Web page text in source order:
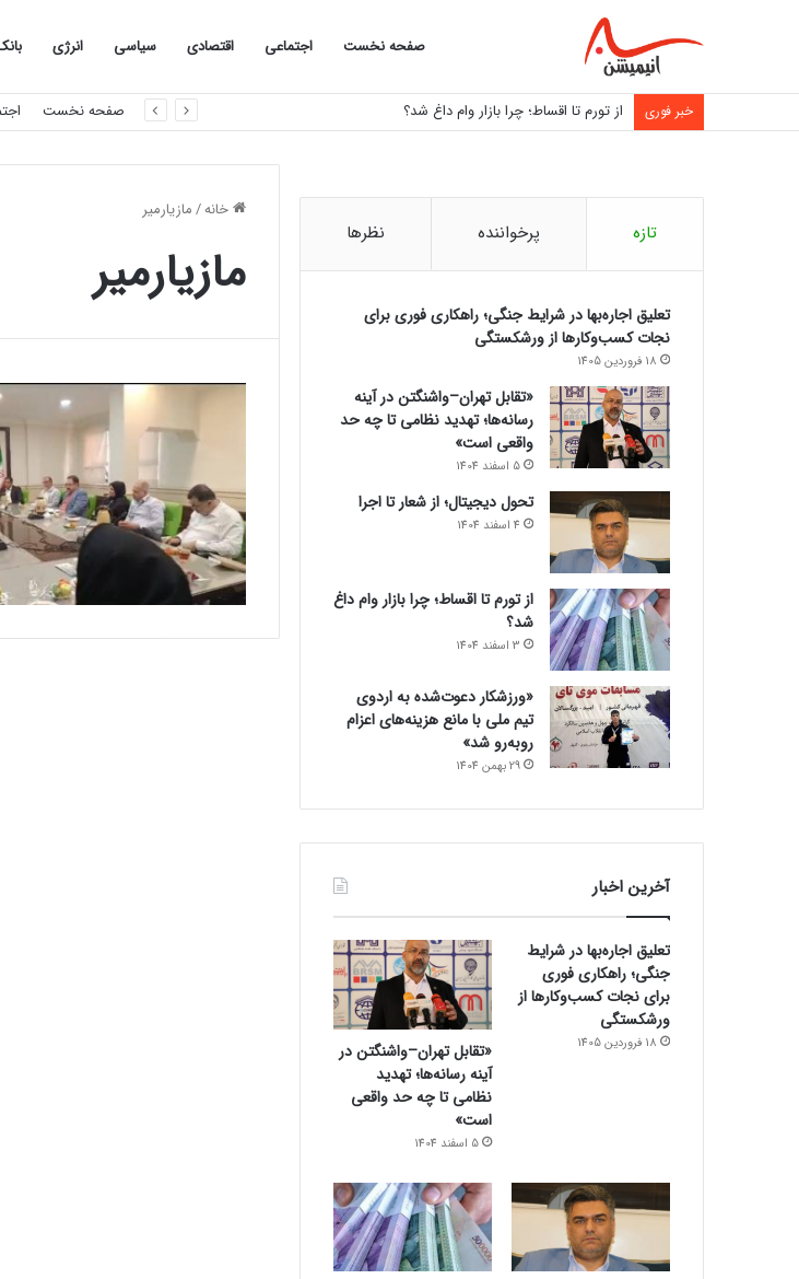
صفحه نخست اجتماعی اقتصادی سیاسی انرژی
خبر فوری از تورم تا اقساط؛ چرا بازار وام داغ شد؟ صفحه نخست
خانه/مازیارمیر
مازیارمیر
تازه پرخواننده نظرها
تعلیق اجاره‌بها در شرایط جنگی؛ راهکاری فوری برای
نجات کسب‌وکارها از ورشکستگی
18 فروردین 1405
«تقابل تهران–واشنگتن در آینه
رسانه‌ها؛ تهدید نظامی تا چه حد
واقعی است»
5 اسفند 1404
تحول دیجیتال؛ از شعار تا اجرا
4 اسفند 1404
از تورم تا اقساط؛ چرا بازار وام داغ
شد؟
3 اسفند 1404
«ورزشکار دعوت‌شده به اردوی
تیم ملی با مانع هزینه‌های اعزام
روبه‌رو شد»
29 بهمن 1404
آخرین اخبار
تعلیق اجاره‌بها در شرایط
جنگی؛ راهکاری فوری
برای نجات کسب‌وکارها از
ورشکستگی
18 فروردین 1405
«تقابل تهران–واشنگتن در
آینه رسانه‌ها؛ تهدید
نظامی تا چه حد واقعی
است»
5 اسفند 1404